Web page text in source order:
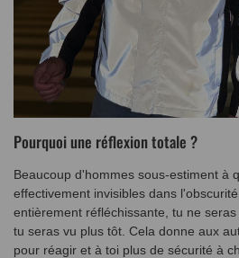
Pourquoi une réflexion totale ?
Beaucoup d'hommes sous-estiment à
effectivement invisibles dans
entièrement réfléchissante, tu ne
tu seras vu plus tôt. Cela donne aux
pour réagir et à toi plus de sécurité à